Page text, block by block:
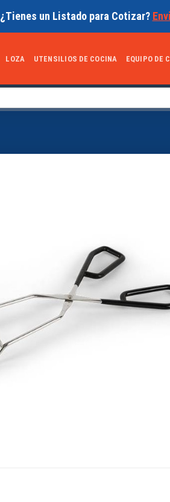
¿Tienes un Listado para Cotizar?
LOZA UTENSILIOS DE COCINA EQUIPO DE